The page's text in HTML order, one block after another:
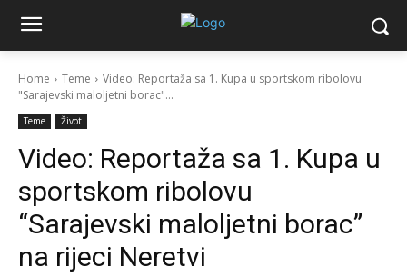
Home Teme
Video: Reportaža sa 1. Kupa u sportskom ribolovu
"Sarajevski maloljetni borac"...
Teme Život
Video: Reportaža sa 1. Kupa u
sportskom ribolovu
“Sarajevski maloljetni borac”
na rijeci Neretvi